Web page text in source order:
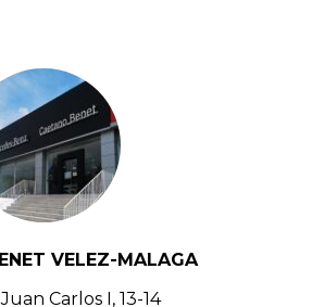
VELEZ-MALAGA
Carlos I, 13-14